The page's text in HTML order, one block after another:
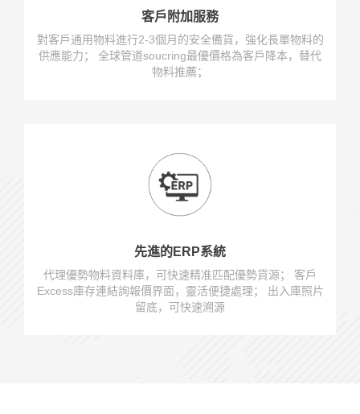
客戶附加服務
對客戶通用物料進行2-3個月的安全備貨，強化長單物料的
供應能力； 全球管道soucring最優價格為客戶降本，替代
物料推薦；
先進的ERP系統
代理優勢物料資料庫，可快速精准匹配優勢貨源； 客戶
Excess庫存連結詢報價界面，靈活便捷處理； 出入庫照片
留底，可快速溯源